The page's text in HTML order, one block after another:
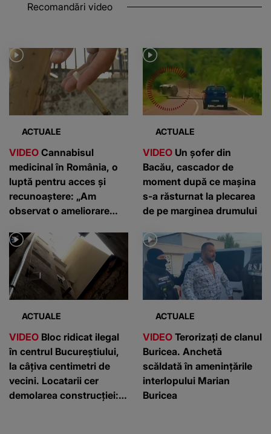
Recomandări video
ACTUALE
VIDEO Cannabisul
medicinal în România, o
luptă pentru acces și
recunoaștere: „Am
observat o ameliorare
ACTUALE
VIDEO Un șofer din
Bacău, cascador de
moment după ce mașina
s-a răsturnat la plecarea
de pe marginea drumului
ACTUALE
VIDEO Bloc ridicat ilegal
în centrul Bucureștiului,
la câțiva centimetri de
vecini. Locatarii cer
demolarea construcției:
ACTUALE
VIDEO Terorizați de clanul
Buricea. Anchetă
scăldată în amenințările
interlopului Marian
Buricea